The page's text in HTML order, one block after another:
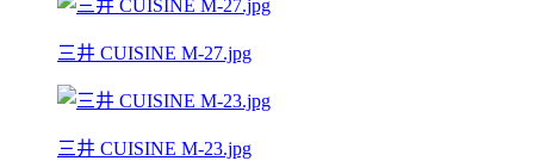
三井 CUISINE M-27.jpg
三井 CUISINE M-23.jpg